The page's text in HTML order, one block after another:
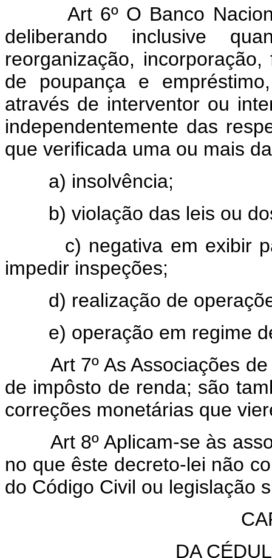
Art 6º O Banco
deliberando inclusive
reorganização,
de poupança e
através de interventor ou
independentemente das
que verificada uma ou mais
a) insolvência;
b) violação das leis ou
c) negativa em exibir
impedir inspeções;
d) realização de
e) operação em regime
Art 7º As Associações
de impôsto de renda; são
correções monetárias que
Art 8º Aplicam-se às
no que êste decreto-lei não
do Código Civil ou legislação
DA